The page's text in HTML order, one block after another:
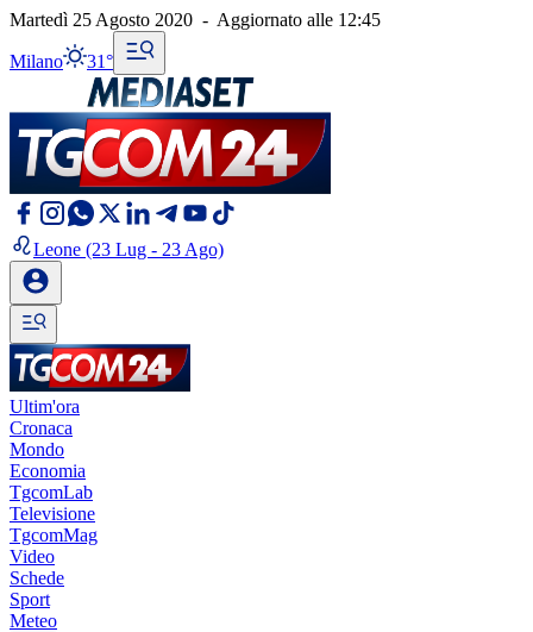
Martedì 25 Agosto 2020 - Aggiornato alle 12:45
Milano 31°
Leone (23 Lug - 23 Ago)
Ultim'ora
Cronaca
Mondo
Economia
TgcomLab
Televisione
TgcomMag
Video
Schede
Sport
Meteo